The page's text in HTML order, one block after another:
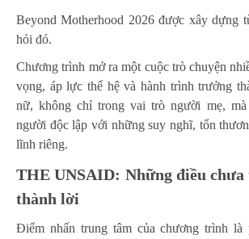
Beyond Motherhood 2026 được xây dựng
hỏi đó.
Chương trình mở ra một cuộc trò chuyện
vọng, áp lực thế hệ và hành trình trưởng
nữ, không chỉ trong vai trò người mẹ,
người độc lập với những suy nghĩ, tổn
lĩnh riêng.
THE UNSAID: Những điều
thành lời
Điểm nhấn trung tâm của chương trình là